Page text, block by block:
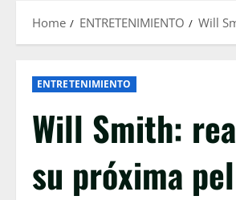
Home ENTRETENIMIENTO Will
ENTRETENIMIENTO
Will Smith:
su próxima